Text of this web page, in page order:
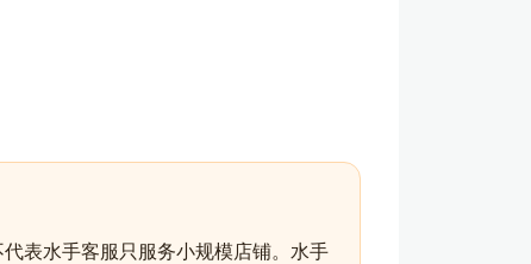
表水手客服只服务小规模店铺。水手